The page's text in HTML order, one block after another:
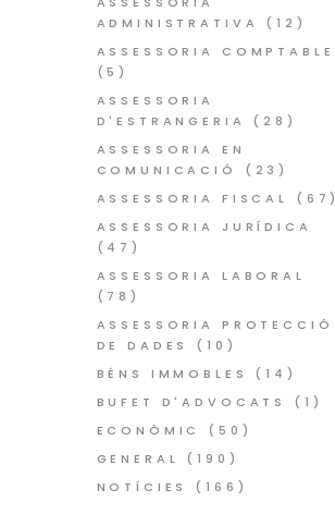
ADMINISTRATIVA
(12)
ASSESSORIA COMPTABLE
(5)
ASSESSORIA
D'ESTRANGERIA
(28)
ASSESSORIA EN
COMUNICACIÓ
(23)
ASSESSORIA FISCAL
(67)
ASSESSORIA JURÍDICA
(47)
ASSESSORIA LABORAL
(78)
ASSESSORIA PROTECCIÓ
DE DADES
(10)
BÉNS IMMOBLES
(14)
BUFET D'ADVOCATS
(1)
ECONÒMIC
(50)
GENERAL
(190)
NOTÍCIES
(166)